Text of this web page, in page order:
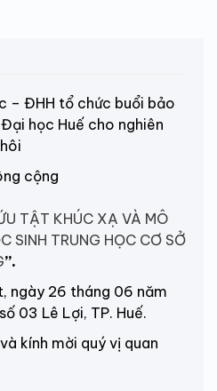
– ĐHH tổ chức buổi bảo
học Huế cho nghiên
cộng
TẬT KHÚC XẠ VÀ MÔ
SINH TRUNG HỌC CƠ SỞ
”.
ngày 26 tháng 06 năm
03 Lê Lợi, TP. Huế.
kính mời quý vị quan